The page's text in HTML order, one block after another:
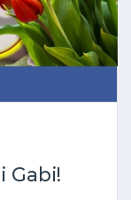
Gabi!